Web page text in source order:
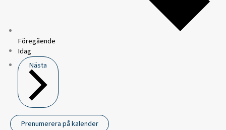
Föregående
Idag
Nästa
Prenumerera på kalender